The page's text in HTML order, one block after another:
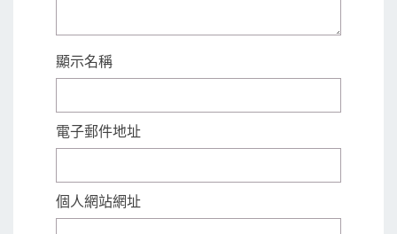
顯示名稱
電子郵件地址
個人網站網址